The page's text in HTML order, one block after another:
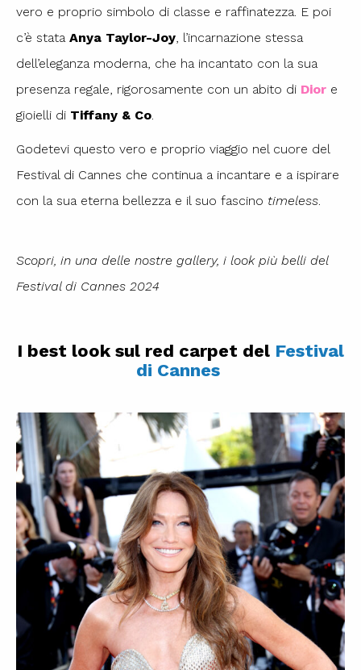
vero e proprio simbolo di classe e raffinatezza. E poi
c’è stata Anya Taylor-Joy , l’incarnazione stessa
dell’eleganza moderna, che ha incantato con la sua
presenza regale, rigorosamente con un abito di Dior e
gioielli di Tiffany & Co
Godetevi questo vero e proprio viaggio nel cuore del
Festival di Cannes che continua a incantare e a ispirare
con la sua eterna bellezza e il suo fascino timeless
Scopri, in una delle nostre gallery, i look più belli del
Festival di Cannes 2024
I best look sul red carpet del Festival
di Cannes